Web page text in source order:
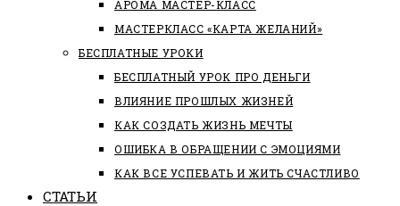
АРОМА МАСТЕР-КЛАСС
МАСТЕРКЛАСС «КАРТА ЖЕЛАНИЙ»
БЕСПЛАТНЫЕ УРОКИ
БЕСПЛАТНЫЙ УРОК ПРО ДЕНЬГИ
ВЛИЯНИЕ ПРОШЛЫХ ЖИЗНЕЙ
КАК СОЗДАТЬ ЖИЗНЬ МЕЧТЫ
ОШИБКА В ОБРАЩЕНИИ С ЭМОЦИЯМИ
КАК ВСЕ УСПЕВАТЬ И ЖИТЬ СЧАСТЛИВО
СТАТЬИ